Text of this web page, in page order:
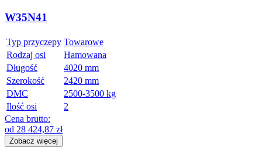
W35N41
Typ przyczepy Towarowe
Rodzaj osi
Hamowana
Długość
4020 mm
Szerokość
2420 mm
DMC
2500-3500 kg
Ilość osi
2
Cena brutto:
od 28 424,87 zł
Zobacz więcej